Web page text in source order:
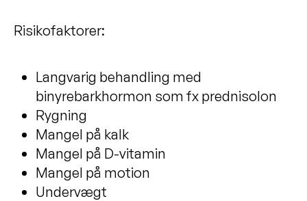
Risikofaktorer:
Langvarig behandling med
binyrebarkhormon som fx prednisolon
Rygning
Mangel på kalk
Mangel på D-vitamin
Mangel på motion
Undervægt